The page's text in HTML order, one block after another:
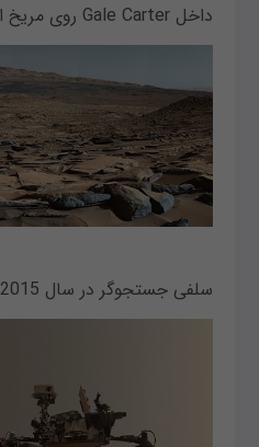
داخل Gale Carter روی مریخ از دید جستجوگر روور ناسا.
سلفی جستجوگر در سال 2015 روی مریخ.